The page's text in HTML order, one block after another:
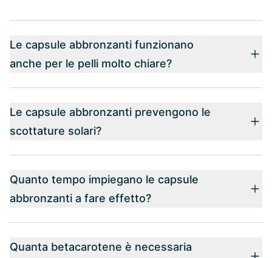
Le capsule abbronzanti funzionano
anche per le pelli molto chiare?
Le capsule abbronzanti prevengono le
scottature solari?
Quanto tempo impiegano le capsule
abbronzanti a fare effetto?
Quanta betacarotene è necessaria